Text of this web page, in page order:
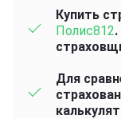
Купить
Полис812
Для